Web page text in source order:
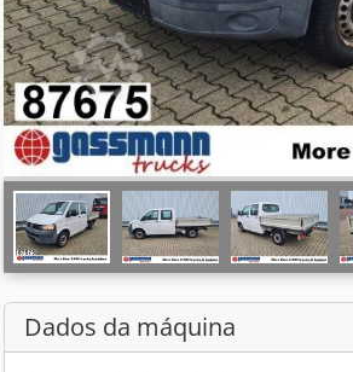
Dados da máquina